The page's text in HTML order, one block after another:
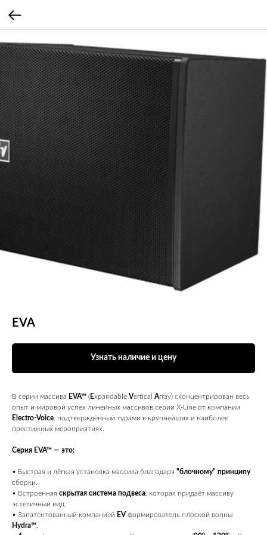
EVA
Узнать наличие и цену
В серии массива EVA™ (Expandable Vertical Array) сконцентрирован весь
опыт и мировой успех линейных массивов серии X-Line от компании
Electro-Voice , подтверждённый турами в крупнейших и наиболее
престижных мероприятиях.
Серия EVA™ — это:
• Быстрая и лёгкая установка массива благодаря "блочному" принципу
сборки.
• Встроенная скрытая система подвеса , которая придаёт массиву
эстетичный вид.
• Запатентованный компанией EV формирователь плоской волны
Hydra™